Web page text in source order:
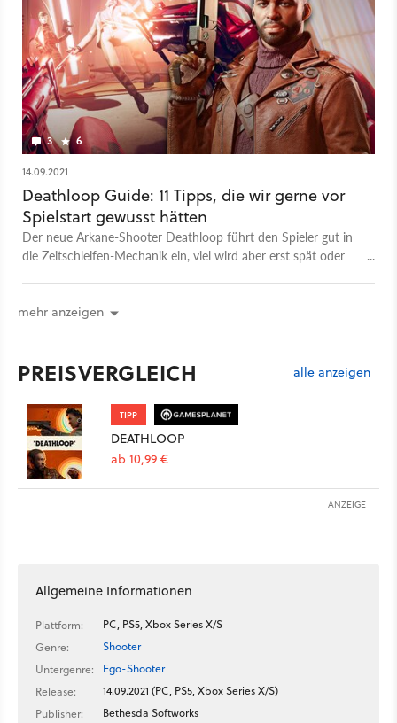
3 6
14.09.2021
Deathloop Guide: 11 Tipps, die wir gerne vor
Spielstart gewusst hätten
Der neue Arkane-Shooter Deathloop führt den Spieler gut in
die Zeitschleifen-Mechanik ein, viel wird aber erst spät oder
mehr anzeigen
PREISVERGLEICH alle anzeigen
TIPP
DEATHLOOP
ab 10,99 €
ANZEIGE
Allgemeine Informationen
Plattform:
PC, PS5, Xbox Series X/S
Genre:
Shooter
Untergenre:
Ego-Shooter
Release:
14.09.2021 (PC, PS5, Xbox Series X/S)
Publisher:
Bethesda Softworks